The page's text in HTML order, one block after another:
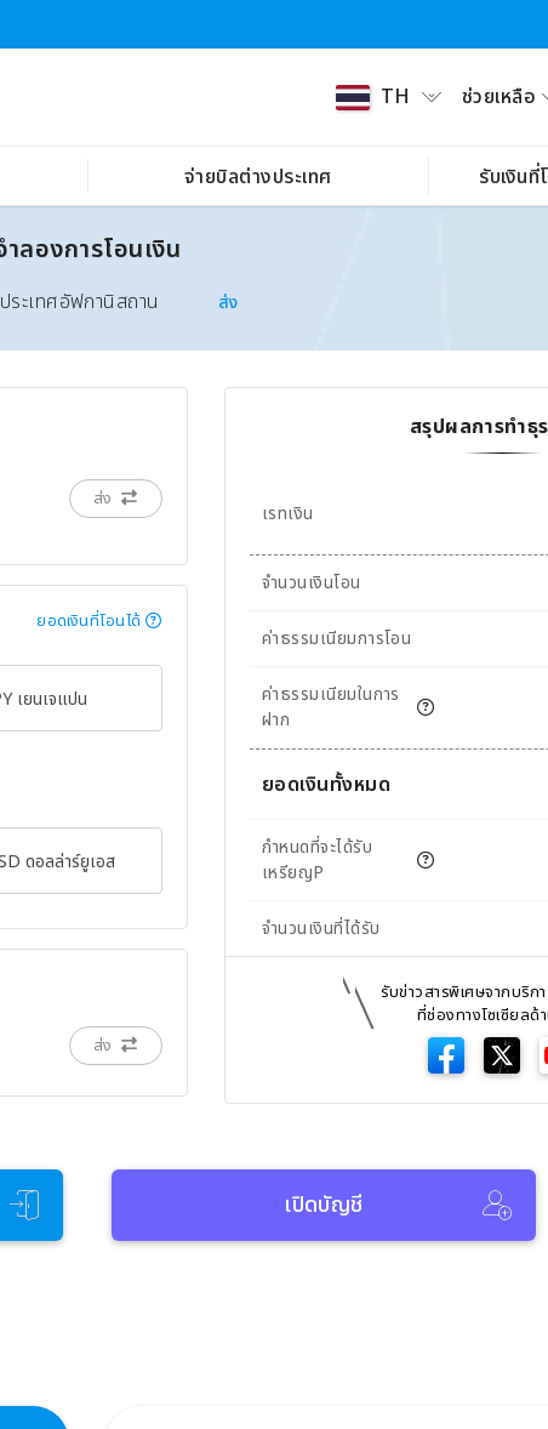
TH ช่วยเหลือ
จ่ายบิลต่างประเทศ รับเงิน
ำลองการโอนเงิน
ประเทศอัฟกานิสถาน ส่ง
ส่ง
ยอดเงินที่โอนได้
เยนเจแปน
ดอลล่าร์ยูเอส
ส่ง
สรุปผลการทำธุ
เรทเงิน
จำนวนเงินโอน
ค่าธรรมเนียมการโอน
ค่าธรรมเนียมในการ
ฝาก
ยอดเงินทั้งหมด
กำหนดที่จะได้รับ
เหรียญP
จำนวนเงินที่ได้รับ
รับข่าวสารพิเศษจากบริก
ที่ช่องทางโซเซียลด้
เปิดบัญชี